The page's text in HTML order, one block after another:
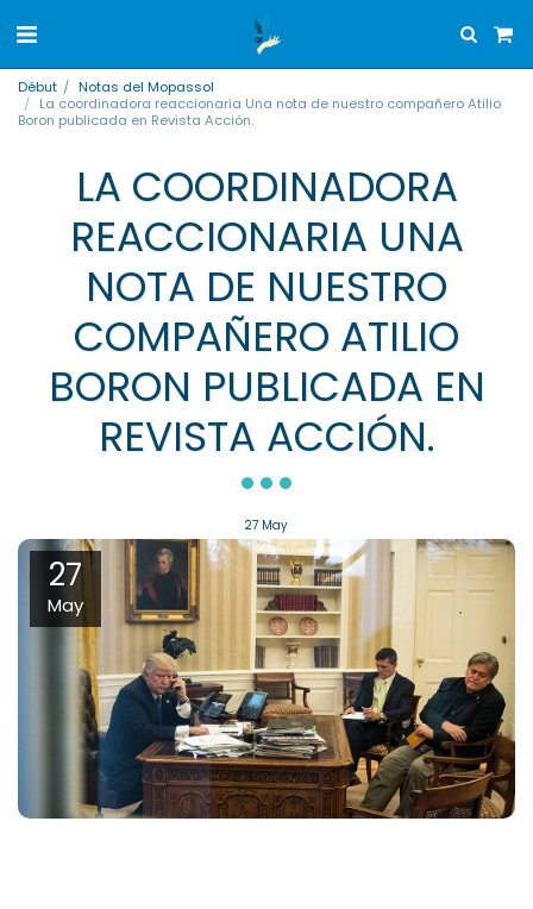
Début
Notas del Mopassol
La coordinadora reaccionaria Una nota de nuestro compañero Atilio
Boron publicada en Revista Acción.
LA COORDINADORA
REACCIONARIA UNA
NOTA DE NUESTRO
COMPAÑERO ATILIO
BORON PUBLICADA EN
REVISTA ACCIÓN.
27 May
27
May